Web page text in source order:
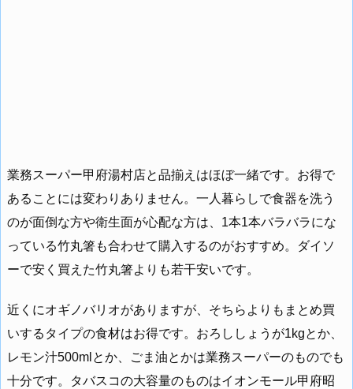
業務スーパー甲府湯村店と品揃えはほぼ一緒です。お得で
あることには変わりありません。一人暮らしで食器を洗う
のが面倒な方や衛生面が心配な方は、1本1本バラバラにな
っている竹丸箸も合わせて購入するのがおすすめ。ダイソ
ーで安く買えた竹丸箸よりも若干安いです。
近くにオギノバリオがありますが、そちらよりもまとめ買
いするタイプの食材はお得です。おろししょうが1kgとか、
レモン汁500mlとか、ごま油とかは業務スーパーのものでも
十分です。タバスコの大容量のものはイオンモール甲府昭